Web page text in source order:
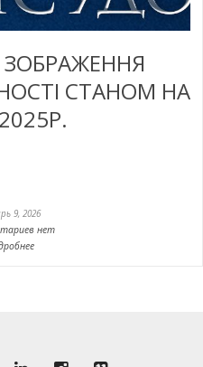
СТАНОМ НА
9, 2026
нет